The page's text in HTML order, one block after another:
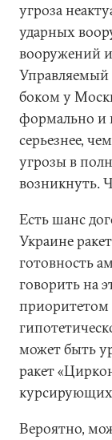
угроза
ударных
вооружений
боком у
формально и
серьезнее,
угрозы в
возникнуть.
Есть шанс
Украине
готовность
говорить на
приоритетом
может быть
ракет
Вероятно,